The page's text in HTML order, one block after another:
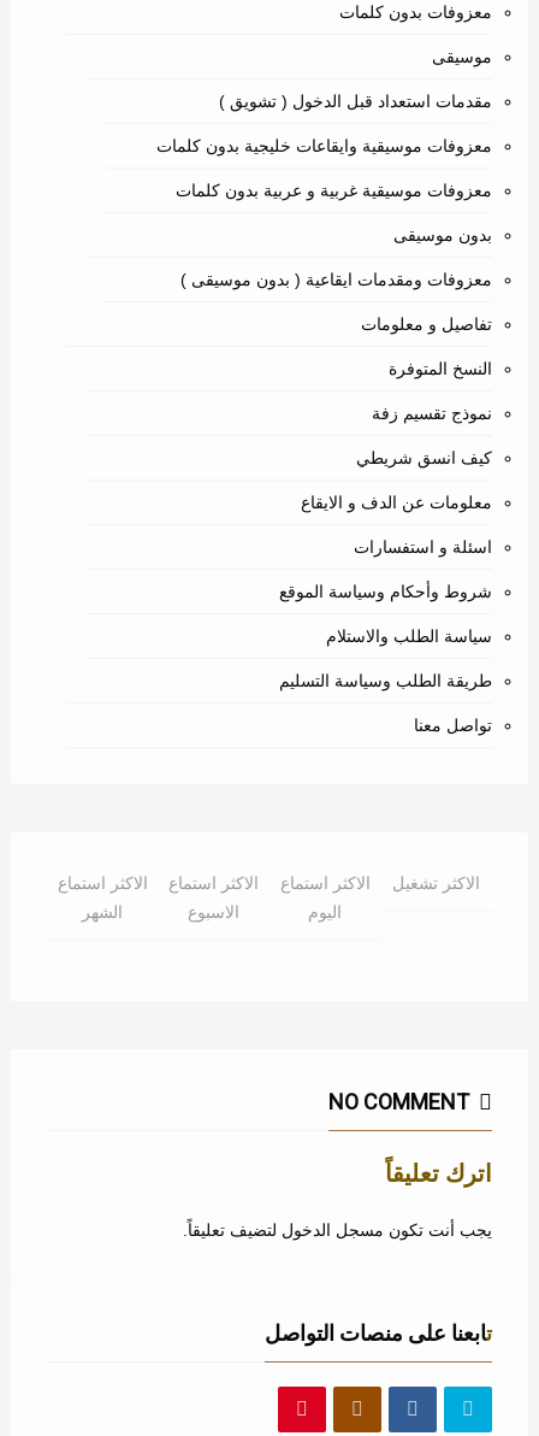
معزوفات بدون كلمات
موسيقى
مقدمات استعداد قبل الدخول ( تشويق )
معزوفات موسيقية وايقاعات خليجية بدون كلمات
معزوفات موسيقية غربية و عربية بدون كلمات
بدون موسيقى
معزوفات ومقدمات ايقاعية ( بدون موسيقى )
تفاصيل و معلومات
النسخ المتوفرة
نموذج تقسيم زفة
كيف انسق شريطي
معلومات عن الدف و الايقاع
اسئلة و استفسارات
شروط وأحكام وسياسة الموقع
سياسة الطلب والاستلام
طريقة الطلب وسياسة التسليم
تواصل معنا
الاكثر تشغيل
الاكثر استماع
اليوم
الاكثر استماع
الاسبوع
الاكثر استماع
الشهر
NO COMMENT
اترك تعليقاً
يجب أنت تكون مسجل الدخول لتضيف تعليقاً.
تابعنا على منصات التواصل